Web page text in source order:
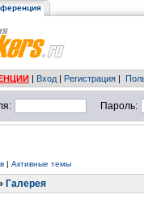
| Вход | Регистрация |
Пароль:
| Активные темы
Галерея